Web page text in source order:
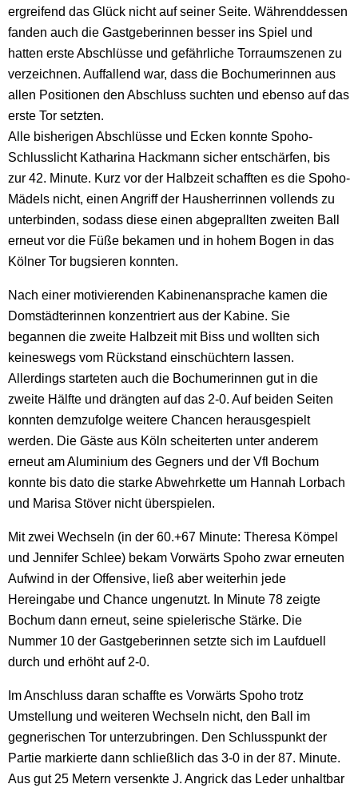
ergreifend das Glück nicht auf seiner Seite. Währenddessen
fanden auch die Gastgeberinnen besser ins Spiel und
hatten erste Abschlüsse und gefährliche Torraumszenen zu
verzeichnen. Auffallend war, dass die Bochumerinnen aus
allen Positionen den Abschluss suchten und ebenso auf das
erste Tor setzten.
Alle bisherigen Abschlüsse und Ecken konnte Spoho-
Schlusslicht Katharina Hackmann sicher entschärfen, bis
zur 42. Minute. Kurz vor der Halbzeit schafften es die Spoho-
Mädels nicht, einen Angriff der Hausherrinnen vollends zu
unterbinden, sodass diese einen abgeprallten zweiten Ball
erneut vor die Füße bekamen und in hohem Bogen in das
Kölner Tor bugsieren konnten.
Nach einer motivierenden Kabinenansprache kamen die
Domstädterinnen konzentriert aus der Kabine. Sie
begannen die zweite Halbzeit mit Biss und wollten sich
keineswegs vom Rückstand einschüchtern lassen.
Allerdings starteten auch die Bochumerinnen gut in die
zweite Hälfte und drängten auf das 2-0. Auf beiden Seiten
konnten demzufolge weitere Chancen herausgespielt
werden. Die Gäste aus Köln scheiterten unter anderem
erneut am Aluminium des Gegners und der Vfl Bochum
konnte bis dato die starke Abwehrkette um Hannah Lorbach
und Marisa Stöver nicht überspielen.
Mit zwei Wechseln (in der 60.+67 Minute: Theresa Kömpel
und Jennifer Schlee) bekam Vorwärts Spoho zwar erneuten
Aufwind in der Offensive, ließ aber weiterhin jede
Hereingabe und Chance ungenutzt. In Minute 78 zeigte
Bochum dann erneut, seine spielerische Stärke. Die
Nummer 10 der Gastgeberinnen setzte sich im Laufduell
durch und erhöht auf 2-0.
Im Anschluss daran schaffte es Vorwärts Spoho trotz
Umstellung und weiteren Wechseln nicht, den Ball im
gegnerischen Tor unterzubringen. Den Schlusspunkt der
Partie markierte dann schließlich das 3-0 in der 87. Minute.
Aus gut 25 Metern versenkte J. Angrick das Leder unhaltbar